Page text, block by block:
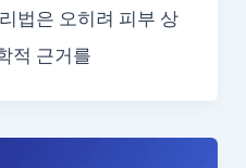
법은 오히려 피부 상
적 근거를